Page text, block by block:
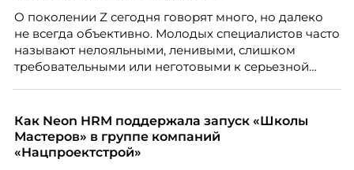
О поколении Z сегодня говорят много, но далеко
не всегда объективно. Молодых специалистов часто
называют нелояльными, ленивыми, слишком
требовательными или неготовыми к серьезной
кадровых ошибок. В этой статье Марина Ускова,
руководитель отдела подбора персонала
рекрутинговой компании, разбирает самые
Как Neon HRM поддержала запуск «Школы
Мастеров» в группе компаний
«Нацпроектстрой»